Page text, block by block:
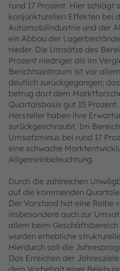
rund 17 Prozent. Hier schlägt
konjunkturellen Effekten bei
Automobilindustrie und der
ein Abbau der
nieder. Die Umsätze des
Prozent niedriger als im
Berichtszeitraum ist vor
deutlich zurückgegangen;
betrug dort dem
Quartalsbasis gut 15
Hersteller haben ihre
zurückgeschraubt. Im
Umsatzminus bei rund 17
eine schwache
Allgemeinbeleuchtung.
Durch die zahlreichen
auf die kommenden
Der Vorstand hat eine Reihe
insbesondere auch zur
allem beim
wurden erhebliche
Hierdurch soll die
Das Erreichen der
dem Vorbehalt einer